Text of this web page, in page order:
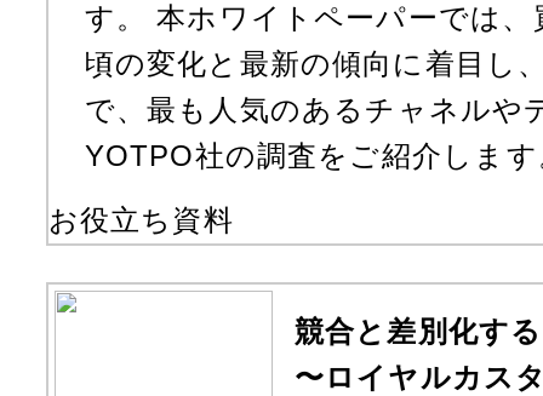
す。 本ホワイトペーパーでは、
頃の変化と最新の傾向に着目し
で、最も人気のあるチャネルや
YOTPO社の調査をご紹介しま
お役立ち資料
競合と差別化す
〜ロイヤルカス